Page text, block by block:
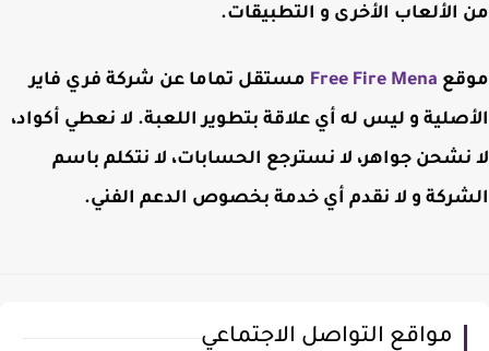
من الألعاب الأخرى و التطبيقات.
موقع Free Fire Mena مستقل تماما عن شركة فري فاير
الأصلية و ليس له أي علاقة بتطوير اللعبة. لا نعطي أكواد،
لا نشحن جواهر، لا نسترجع الحسابات، لا نتكلم باسم
الشركة و لا نقدم أي خدمة بخصوص الدعم الفني.
مواقع التواصل الاجتماعي